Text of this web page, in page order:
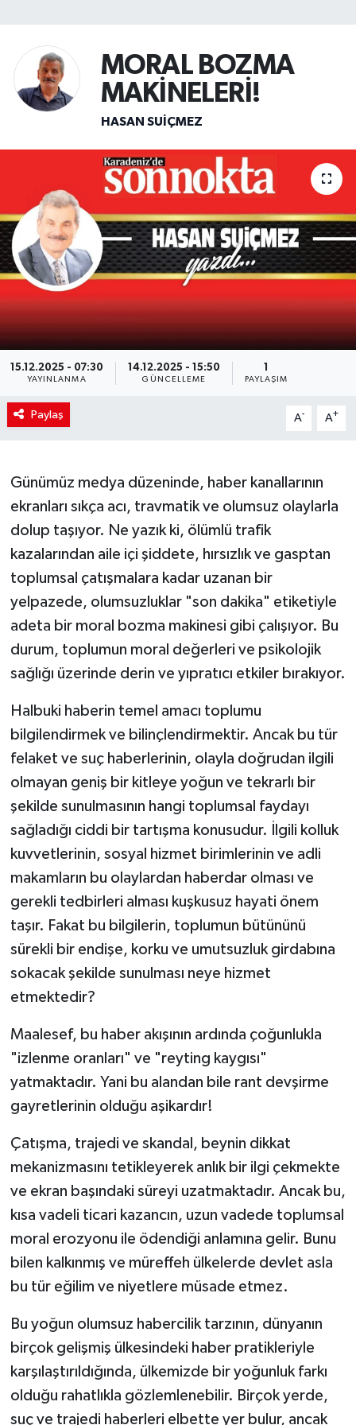
MORAL BOZMA
MAKİNELERİ!
HASAN SUIÇMEZ
15.12.2025 - 07:30
YAYINLANMA
14.12.2025 - 15:50
GÜNCELLEME
1
PAYLAŞIM
Paylaş A- A+
Günümüz medya düzeninde, haber kanallarının
ekranları sıkça acı, travmatik ve olumsuz olaylarla
dolup taşıyor. Ne yazık ki, ölümlü trafik
kazalarından aile içi şiddete, hırsızlık ve gasptan
toplumsal çatışmalara kadar uzanan bir
yelpazede, olumsuzluklar "son dakika" etiketiyle
adeta bir moral bozma makinesi gibi çalışıyor. Bu
durum, toplumun moral değerleri ve psikolojik
sağlığı üzerinde derin ve yıpratıcı etkiler bırakıyor.
Halbuki haberin temel amacı toplumu
bilgilendirmek ve bilinçlendirmektir. Ancak bu tür
felaket ve suç haberlerinin, olayla doğrudan ilgili
olmayan geniş bir kitleye yoğun ve tekrarlı bir
şekilde sunulmasının hangi toplumsal faydayı
sağladığı ciddi bir tartışma konusudur. İlgili kolluk
kuvvetlerinin, sosyal hizmet birimlerinin ve adli
makamların bu olaylardan haberdar olması ve
gerekli tedbirleri alması kuşkusuz hayati önem
taşır. Fakat bu bilgilerin, toplumun bütününü
sürekli bir endişe, korku ve umutsuzluk girdabına
sokacak şekilde sunulması neye hizmet
etmektedir?
Maalesef, bu haber akışının ardında çoğunlukla
"izlenme oranları" ve "reyting kaygısı"
yatmaktadır. Yani bu alandan bile rant devşirme
gayretlerinin olduğu aşikardır!
Çatışma, trajedi ve skandal, beynin dikkat
mekanizmasını tetikleyerek anlık bir ilgi çekmekte
ve ekran başındaki süreyi uzatmaktadır. Ancak bu,
kısa vadeli ticari kazancın, uzun vadede toplumsal
moral erozyonu ile ödendiği anlamına gelir. Bunu
bilen kalkınmış ve müreffeh ülkelerde devlet asla
bu tür eğilim ve niyetlere müsade etmez.
Bu yoğun olumsuz habercilik tarzının, dünyanın
birçok gelişmiş ülkesindeki haber pratikleriyle
karşılaştırıldığında, ülkemizde bir yoğunluk farkı
olduğu rahatlıkla gözlemlenebilir. Birçok yerde,
suç ve trajedi haberleri elbette yer bulur, ancak
Teknoloji
TRABZON
TRABZONSPOR
Yaşam